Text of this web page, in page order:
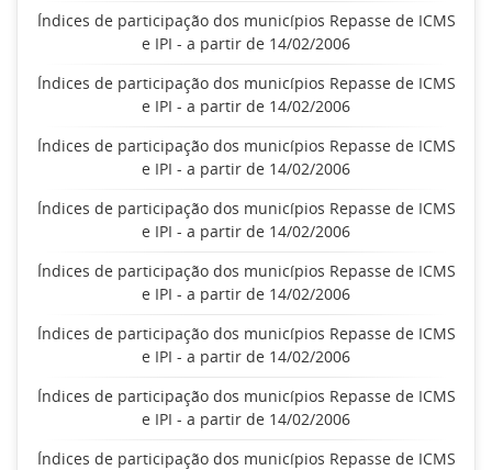
Índices de participação dos municípios Repasse de ICMS
e IPI - a partir de 14/02/2006
Índices de participação dos municípios Repasse de ICMS
e IPI - a partir de 14/02/2006
Índices de participação dos municípios Repasse de ICMS
e IPI - a partir de 14/02/2006
Índices de participação dos municípios Repasse de ICMS
e IPI - a partir de 14/02/2006
Índices de participação dos municípios Repasse de ICMS
e IPI - a partir de 14/02/2006
Índices de participação dos municípios Repasse de ICMS
e IPI - a partir de 14/02/2006
Índices de participação dos municípios Repasse de ICMS
e IPI - a partir de 14/02/2006
Índices de participação dos municípios Repasse de ICMS